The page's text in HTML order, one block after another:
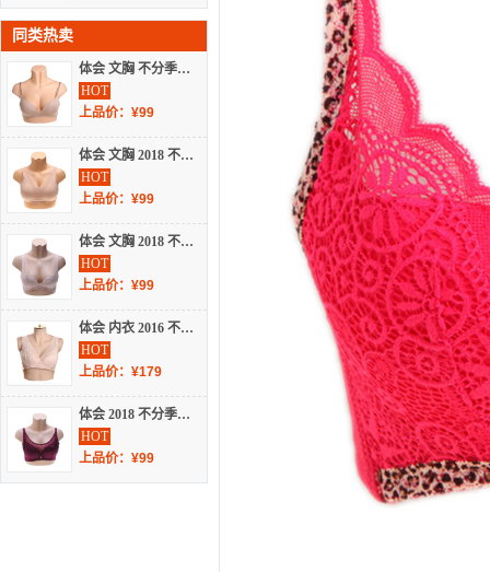
同类热卖
体会 文胸 不分季节 光面文胸 BS5063
HOT
上品价：¥99
体会 文胸 2018 不分季节 蕾丝文胸 BQ1805
HOT
上品价：¥99
体会 文胸 2018 不分季节 聚拢文胸 BS4943
HOT
上品价：¥99
体会 内衣 2016 不分季节 聚拢文胸 BQ1611
HOT
上品价：¥179
体会 2018 不分季节 蕾丝文胸 BQ1903
HOT
上品价：¥99